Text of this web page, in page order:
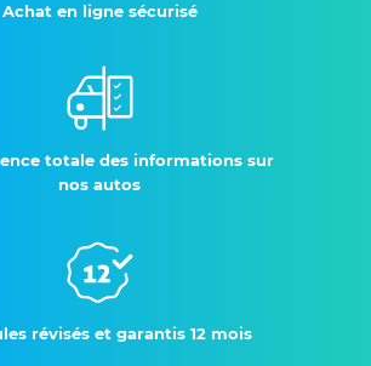
Achat en ligne sécurisé
totale des informations sur
nos autos
révisés et garantis 12 mois